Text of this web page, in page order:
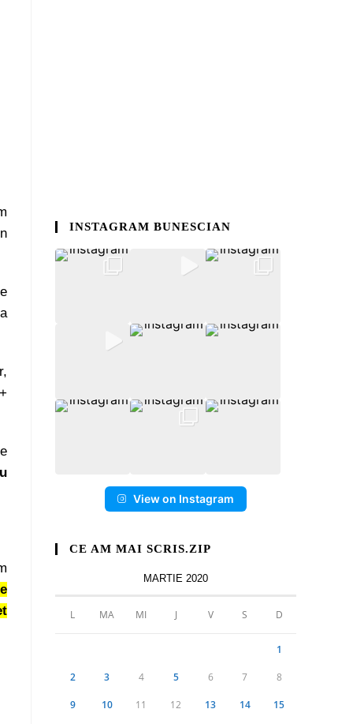
INSTAGRAM BUNESCIAN
View on Instagram
CE AM MAI SCRIS.ZIP
MARTIE 2020
L MA MI J V S D
1
2 3 4 5 6 7 8
9 10 11 12 13 14 15